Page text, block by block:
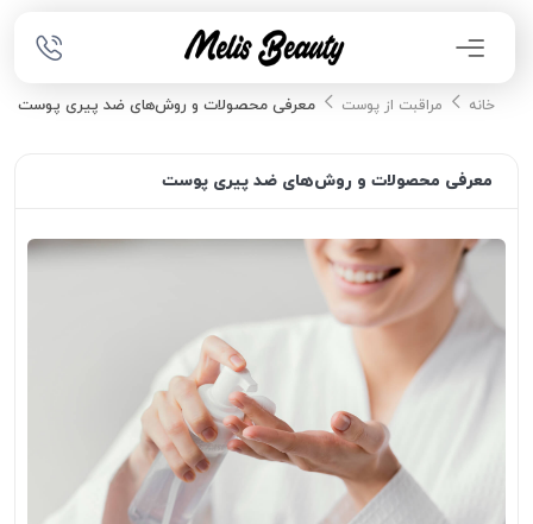
خانه مراقبت از پوست معرفی محصولات و روش‌های ضد پیری پوست
معرفی محصولات و روش‌های ضد پیری پوست